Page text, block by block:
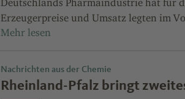
Deutschlands Pharmaindustrie hat für
Erzeugerpreise und Umsatz legten im
Nachrichten aus der Chemie
Rheinland-Pfalz bringt